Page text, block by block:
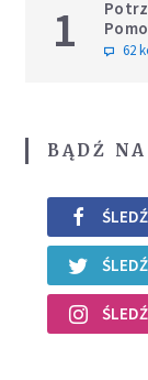
1 62
BĄDŹ